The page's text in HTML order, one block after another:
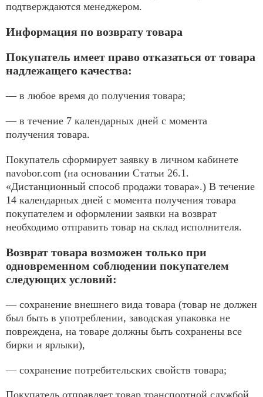
подтверждаются менеджером.
Информация по возврату товара
Покупатель имеет право отказаться от товара
надлежащего качества:
— в любое время до получения товара;
— в течение 7 календарных дней с момента
получения товара.
Покупатель сформирует заявку в личном кабинете
navobor.com (на основании Статьи 26.1.
«Дистанционный способ продажи товара».) В течение
14 календарных дней с момента получения товара
покупателем и оформлении заявки на возврат
необходимо отправить товар на склад исполнителя.
Возврат товара возможен только при
одновременном соблюдении покупателем
следующих условий:
— сохранение внешнего вида товара (товар не должен
был быть в употреблении, заводская упаковка не
повреждена, на товаре должны быть сохранены все
бирки и ярлыки),
— сохранение потребительских свойств товара;
Покупатель отправляет товар транспортной службой